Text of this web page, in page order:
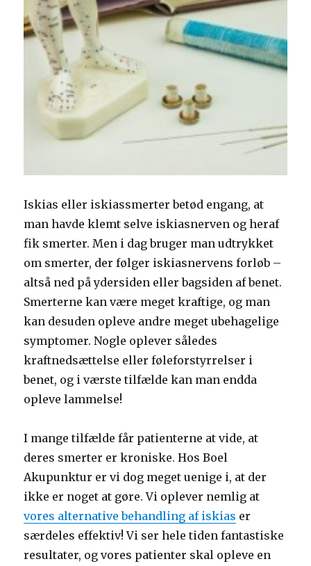
Iskias eller iskiassmerter betød engang, at
man havde klemt selve iskiasnerven og heraf
fik smerter. Men i dag bruger man udtrykket
om smerter, der følger iskiasnervens forløb –
altså ned på ydersiden eller bagsiden af benet.
Smerterne kan være meget kraftige, og man
kan desuden opleve andre meget ubehagelige
symptomer. Nogle oplever således
kraftnedsættelse eller føleforstyrrelser i
benet, og i værste tilfælde kan man endda
opleve lammelse!
I mange tilfælde får patienterne at vide, at
deres smerter er kroniske. Hos Boel
Akupunktur er vi dog meget uenige i, at der
ikke er noget at gøre. Vi oplever nemlig at
vores alternative behandling af iskias er
særdeles effektiv! Vi ser hele tiden fantastiske
resultater, og vores patienter skal opleve en